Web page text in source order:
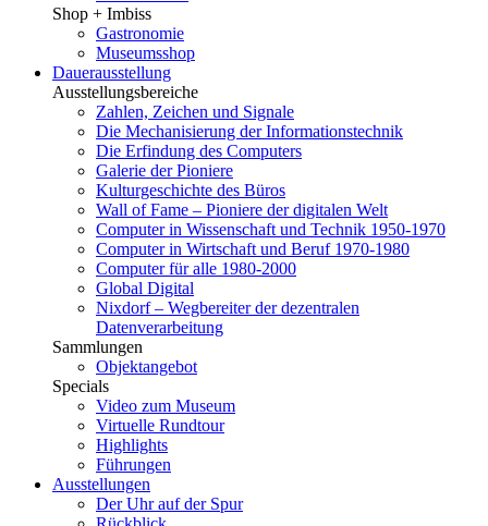
Shop + Imbiss
Gastronomie
Museumsshop
Dauerausstellung
Ausstellungsbereiche
Zahlen, Zeichen und Signale
Die Mechanisierung der Informationstechnik
Die Erfindung des Computers
Galerie der Pioniere
Kulturgeschichte des Büros
Wall of Fame – Pioniere der digitalen Welt
Computer in Wissenschaft und Technik 1950-1970
Computer in Wirtschaft und Beruf 1970-1980
Computer für alle 1980-2000
Global Digital
Nixdorf – Wegbereiter der dezentralen
Datenverarbeitung
Sammlungen
Objektangebot
Specials
Video zum Museum
Virtuelle Rundtour
Highlights
Führungen
Ausstellungen
Der Uhr auf der Spur